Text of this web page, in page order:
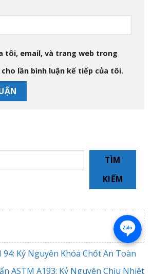
tôi, email, và trang web trong
lần bình luận kế tiếp của tôi.
TÌM
KIẾM
Kỷ Nguyên Khóa Chốt An Toàn
ASTM A193: Kỷ Nguyên Chịu Nhiệt
Zalo